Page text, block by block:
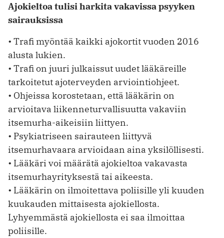
Ajokieltoa tulisi harkita vakavissa psyyken
sairauksissa
• Trafi myöntää kaikki ajokortit vuoden 2016
alusta lukien.
• Trafi on juuri julkaissut uudet lääkäreille
tarkoitetut ajoterveyden arviointiohjeet.
• Ohjeissa korostetaan, että lääkärin on
arvioitava liikenneturvallisuutta vakaviin
itsemurha-aikeisiin liittyen.
• Psykiatriseen sairauteen liittyvä
itsemurhavaara arvioidaan aina yksilöllisesti.
• Lääkäri voi määrätä ajokieltoa vakavasta
itsemurhayrityksestä tai aikeesta.
• Lääkärin on ilmoitettava poliisille yli kuuden
kuukauden mittaisesta ajokiellosta.
Lyhyemmästä ajokiellosta ei saa ilmoittaa
poliisille.